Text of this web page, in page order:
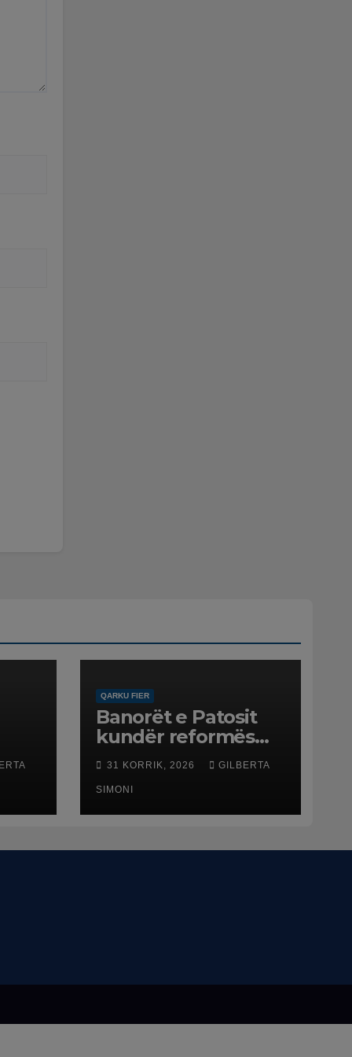
QARKU FIER
Banorët e Patosit
kundër reformës
territoriale: Të mos
humbasim
identitetin e qytetit
31 KORRIK, 2026 GILBERTA
SIMONI